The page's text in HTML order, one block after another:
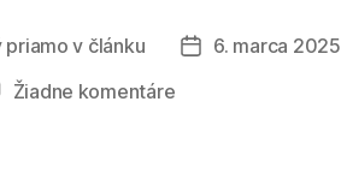
v článku
Dátum
6. marca 2025
Žiadne komentárena